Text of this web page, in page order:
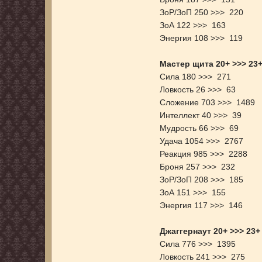
ЗоР/ЗоП 250 >>> 220
ЗоА 122 >>> 163
Энергия 108 >>> 119
Мастер щита 20+ >>>
Сила 180 >>> 271
Ловкость 26 >>> 63
Сложение 703 >>> 1489
Интеллект 40 >>> 39
Мудрость 66 >>> 69
Удача 1054 >>> 2767
Реакция 985 >>> 2288
Броня 257 >>> 232
ЗоР/ЗоП 208 >>> 185
ЗоА 151 >>> 155
Энергия 117 >>> 146
Джаггернаут 20+ >>> 23+
Сила 776 >>> 1395
Ловкость 241 >>> 275